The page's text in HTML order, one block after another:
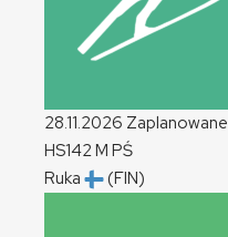
28.11.2026 Zaplanowane
HS142M PŚ
Ruka
(FIN)